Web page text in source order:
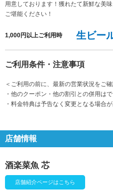
用意しております！獲れたて新鮮な美
ご堪能ください！
1,000円以上ご利用時 生ビー
ご利用条件・注意事項
＜ご利用の前に、最新の営業状況をご
・他のクーポン・他の割引との併用は
・料金特典は予告なく変更となる場合
店舗情報
酒楽菜魚 芯
店舗紹介ページはこちら